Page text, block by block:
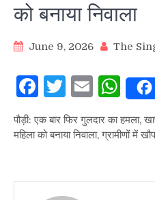
को बनाया निवाला
June 9, 2026 The
Facebook
Twitter
Email
पौड़ी: एक बार फिर गुलदार का हमला,
महिला को बनाया निवाला, ग्रामीणों में